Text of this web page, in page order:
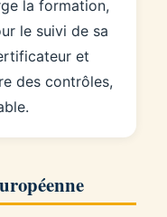
la formation,
le suivi de sa
et
des contrôles,